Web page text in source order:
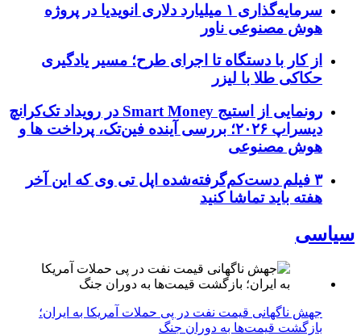
سرمایه‌گذاری ۱ میلیارد دلاری انویدیا در پروژه
هوش مصنوعی ناور
از کار با دستگاه تا اجرای طرح؛ مسیر یادگیری
حکاکی طلا با لیزر
رونمایی از استیج Smart Money در رویداد تک‌کرانچ
دیسراپ ۲۰۲۶؛ بررسی آینده فین‌تک، پرداخت‌ ها و
هوش مصنوعی
۳ فیلم دست‌کم‌گرفته‌شده اپل تی وی که این آخر
هفته باید تماشا کنید
سیاسی
جهش ناگهانی قیمت نفت در پی حملات آمریکا به ایران؛
بازگشت قیمت‌ها به دوران جنگ